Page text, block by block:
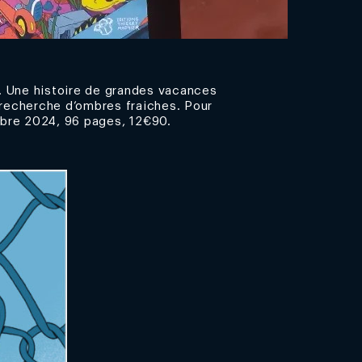
histoire de grandes vacances
d’ombres fraiches. Pour
2024, 96 pages, 12€90.